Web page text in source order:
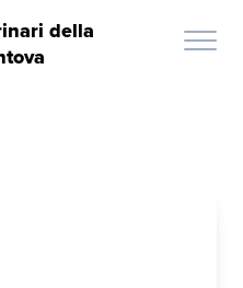
della